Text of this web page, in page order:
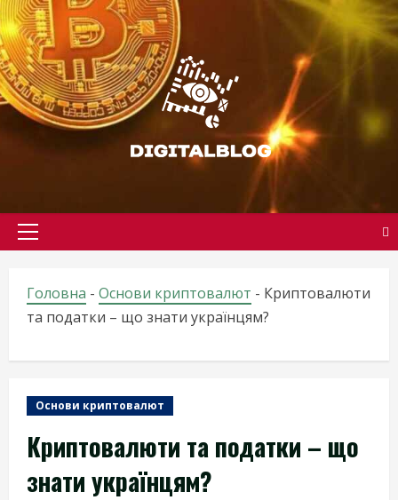
Skip
to
content
Primary
Головна - Основи криптовалют - Криптовалюти
та податки – що знати українцям?
Основи криптовалют
Криптовалюти та податки – що
знати українцям?